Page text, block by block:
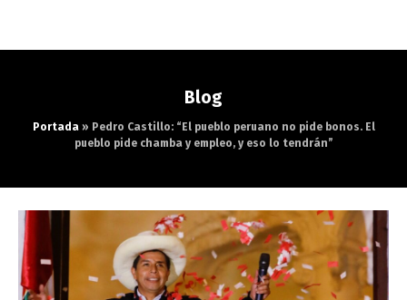
Blog
Portada» Pedro Castillo: “El pueblo peruano no pide bonos. El
pueblo pide chamba y empleo, y eso lo tendrán”